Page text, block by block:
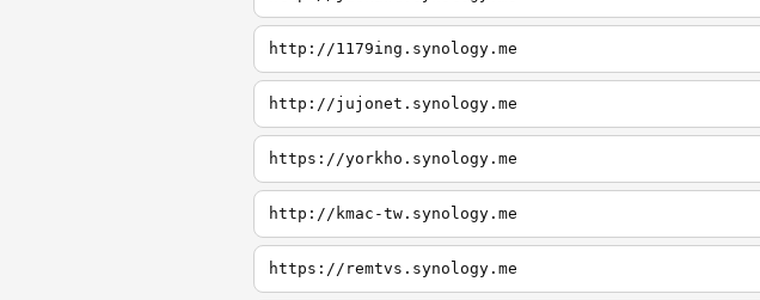
http://1179ing.synology.me
http://jujonet.synology.me
https://yorkho.synology.me
http://kmac-tw.synology.me
https://remtvs.synology.me